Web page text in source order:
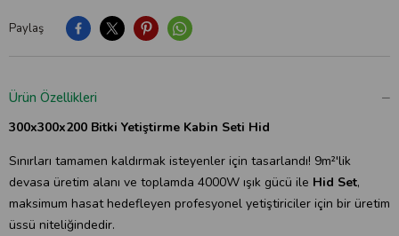
Paylaş
Ürün Özellikleri
300x300x200 Bitki Yetiştirme Kabin Seti Hid
Sınırları tamamen kaldırmak isteyenler için tasarlandı! 9m²'lik
devasa üretim alanı ve toplamda 4000W ışık gücü ile Hid Set,
maksimum hasat hedefleyen profesyonel yetiştiriciler için bir üretim
üssü niteliğindedir.